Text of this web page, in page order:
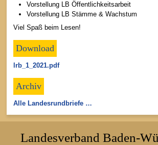
Vorstellung LB Öffentlichkeitsarbeit
Vorstellung LB Stämme & Wachstum
Viel Spaß beim Lesen!
Download
lrb_1_2021.pdf
Archiv
Alle Landesrundbriefe …
Landesverband Baden-